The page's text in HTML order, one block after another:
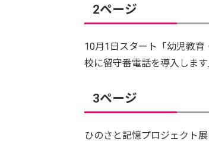
2ページ
10月1日スタート「幼児教
校に留守番電話を導入しま
3ページ
ひのさと記憶プロジェクト